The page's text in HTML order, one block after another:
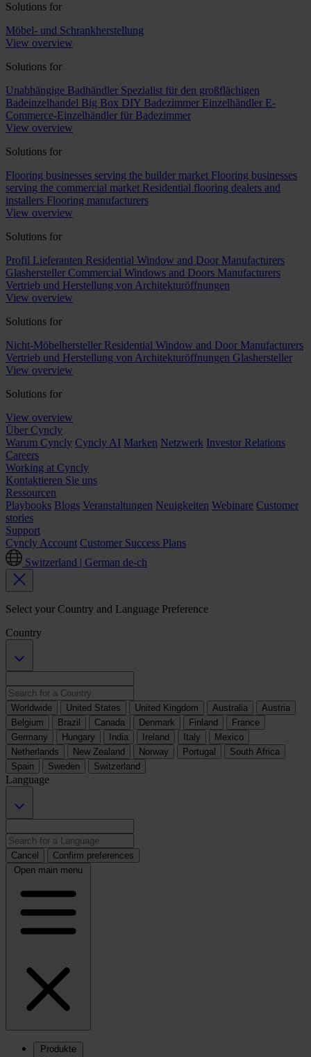
Solutions for
Möbel- und Schrankherstellung
View overview
Solutions for
Unabhängige Badhändler Spezialist für den großflächigen
Badeinzelhandel Big Box DIY Badezimmer Einzelhändler E-
Commerce-Einzelhändler für Badezimmer
View overview
Solutions for
Flooring businesses serving the builder market Flooring businesses
serving the commercial market Residential flooring dealers and
installers Flooring manufacturers
View overview
Solutions for
Profil Lieferanten Residential Window and Door Manufacturers
Glashersteller Commercial Windows and Doors Manufacturers
Vertrieb und Herstellung von Architekturöffnungen
View overview
Solutions for
Nicht-Möbelhersteller Residential Window and Door Manufacturers
Vertrieb und Herstellung von Architekturöffnungen Glashersteller
View overview
Solutions for
View overview
Über Cyncly
Warum Cyncly Cyncly AI Marken Netzwerk Investor Relations
Careers
Working at Cyncly
Kontaktieren Sie uns
Ressourcen
Playbooks Blogs Veranstaltungen Neuigkeiten Webinare Customer
stories
Support
Cyncly Account Customer Success Plans
Switzerland | German de-ch
Select your Country and Language Preference
Country
Worldwide United States United Kingdom Australia
Austria
Belgium
Brazil Canada Denmark Finland
France
Germany
Hungary India Ireland Italy
Mexico
Netherlands
New Zealand Norway Portugal
South Africa
Spain
Sweden Switzerland
Language
Cancel
Confirm preferences
Open main menu
Produkte